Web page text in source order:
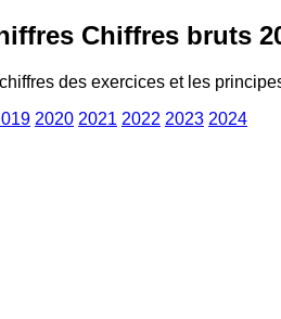
Chiffres bruts
des exercices et les
2020 2021 2022 2023 2024